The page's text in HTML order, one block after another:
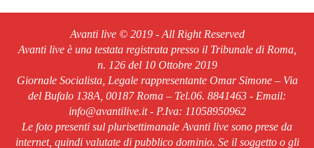
Avanti live © 2019 - All Right Reserved
Avanti live è una testata registrata presso il Tribunale di Roma,
n. 126 del 10 Ottobre 2019
Giornale Socialista, Legale rappresentante Omar Simone – Via
del Bufalo 138A, 00187 Roma – Tel.06. 8841463 - Email:
info@avantilive.it - P.Iva: 11058950962
Le foto presenti sul plurisettimanale Avanti live sono prese da
internet, quindi valutate di pubblico dominio. Se il soggetto o gli